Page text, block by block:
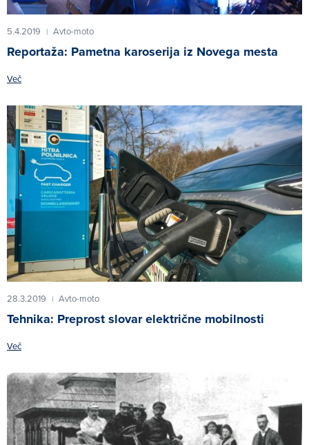
5.4.2019 | Avto-moto
Reportaža: Pametna karoserija iz Novega mesta
Več
28.3.2019 | Avto-moto
Tehnika: Preprost slovar električne mobilnosti
Več